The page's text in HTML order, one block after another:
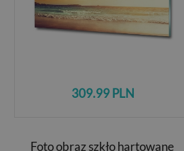
309.99 PLN
Foto obraz szkło hartowane